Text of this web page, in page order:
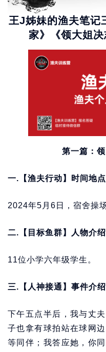
王J姊妹的渔夫笔记
家》《领大姐决
第一篇：
一.【渔夫行动】时间地点
2024年5月6日，宿舍操场
二.【目标鱼群】人物介绍
11位小学六年级学生。
三.【人神接通】事件介绍
下午五点半后，我与丈
子也拿有球拍站在球网
等同伴；我答应她，你